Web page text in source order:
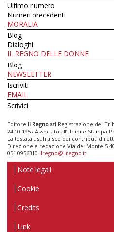
Ultimo numero
Numeri precedenti
MORALIA
Blog
Dialoghi
IL REGNO DELLE DONNE
Blog
NEWSLETTER
Iscriviti
EMAIL
Scrivici
Editore Il Regno srl Registrazione del
24.10.1957 Associato all’Unione Stampa
La testata usufruisce dei contributi
Direzione e redazione Via del Monte 5
051 0956310 ilregno@ilregno.it
Note legali
Cookie
Credits
Link